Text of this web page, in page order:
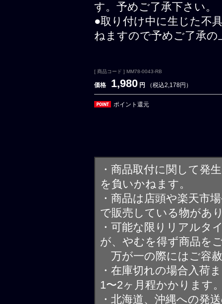
す。予めご了承下さい。
●取り付け中に生じた不
ねますので予めご了承
[ 商品コード ] MM78-0043-RB
価格 1,980 円 （税込2,178円）
ポイント還元
・商品取付に関して発
を負いかねます。
・商品は店頭や楽天市
で販売している物があ
・可能な限りリアルタ
が、やむを得ず商品を
万が一の際にはご容
・在庫切れの場合入荷
1〜2ヶ月程かかります
・北海道、沖縄への発